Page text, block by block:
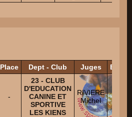
Place Dept - Club Juges
-
23 - CLUB
D'EDUCATION
CANINE ET
SPORTIVE
LES KIENS
RIVIERE
Michel